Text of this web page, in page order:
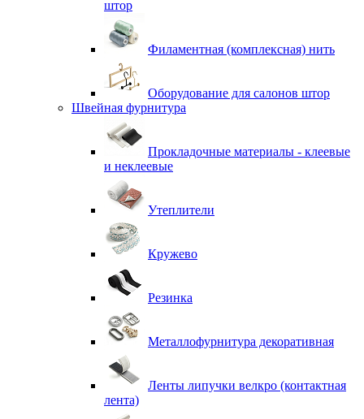
штор
Филаментная (комплексная) нить
Оборудование для салонов штор
Швейная фурнитура
Прокладочные материалы - клеевые
и неклеевые
Утеплители
Кружево
Резинка
Металлофурнитура декоративная
Ленты липучки велкро (контактная
лента)